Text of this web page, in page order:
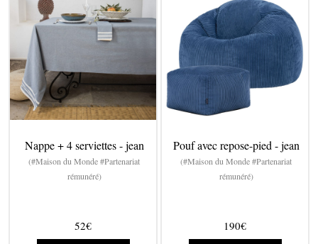
Nappe + 4 serviettes - jean
(#Maison du Monde #Partenariat
rémunéré)
52€
Pouf avec repose-pied - jean
(#Maison du Monde #Partenariat
rémunéré)
190€